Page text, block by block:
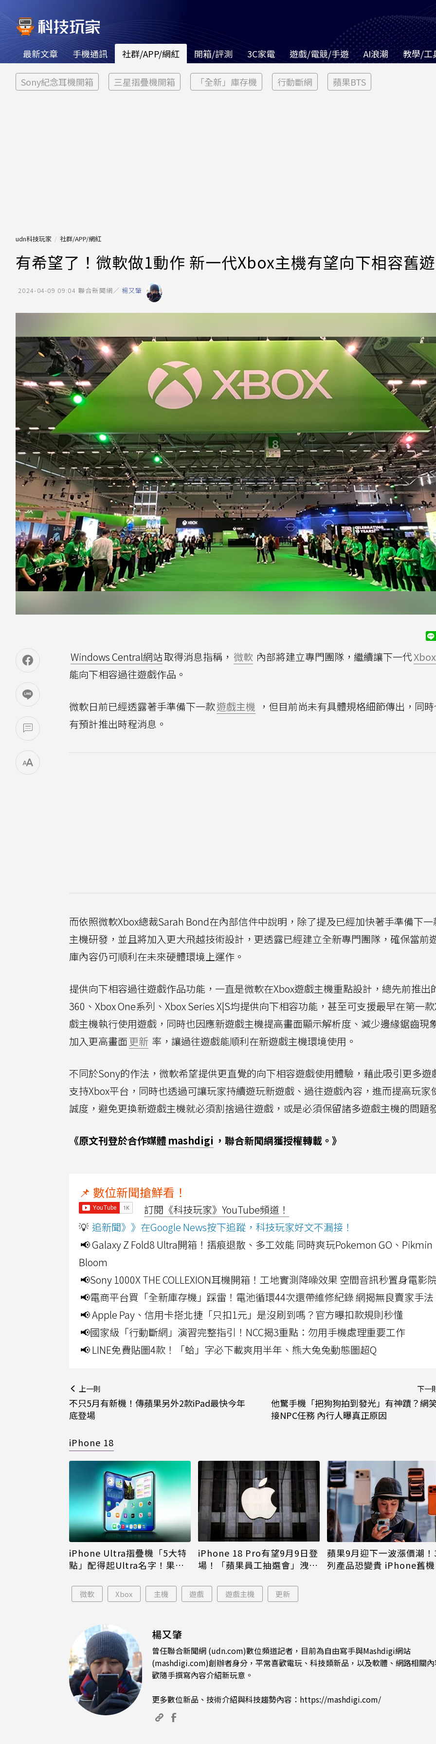
最新文章 手機通訊 社群/APP/網紅 開箱/評測 3C家電 遊戲/電競/手遊 AI浪潮 教學/工
Sony紀念耳機開箱 三星摺疊機開箱 「全新」庫存機 行動斷網 蘋果BTS
udn科技玩家 社群/APP/網紅
有希望了！微軟做1動作 新一代Xbox主機有望向下相容舊
2024-04-09 09:04 聯合新聞網／ 楊又肇
Windows Central網站取得消息指稱， 微軟 內部將建立專門團隊，繼續讓下一代Xbox
能向下相容過往遊戲作品。
微軟日前已經透露著手準備下一款遊戲主機 ，但目前尚未有具體規格細節傳出，同
有預計推出時程消息。
而依照微軟Xbox總裁Sarah Bond在內部信件中說明，除了提及已經加快著手準備下
主機研發，並且將加入更大飛越技術設計，更透露已經建立全新專門團隊，確保當前
庫內容仍可順利在未來硬體環境上運作。
提供向下相容過往遊戲作品功能，一直是微軟在Xbox遊戲主機重點設計，總先前推出
360、Xbox One系列、Xbox Series X|S均提供向下相容功能，甚至可支援最早在第一
戲主機執行使用遊戲，同時也因應新遊戲主機提高畫面顯示解析度、減少邊緣鋸齒現
加入更高畫面更新 率，讓過往遊戲能順利在新遊戲主機環境使用。
不同於Sony的作法，微軟希望提供更直覺的向下相容遊戲使用體驗，藉此吸引更多遊
支持Xbox平台，同時也透過可讓玩家持續遊玩新遊戲、過往遊戲內容，進而提高玩家
誠度，避免更換新遊戲主機就必須割捨過往遊戲，或是必須保留諸多遊戲主機的問題
《原文刊登於合作媒體 mashdigi ，聯合新聞網獲授權轉載。》
📌 數位新聞搶鮮看！
訂閱《科技玩家》YouTube頻道！
💡 追新聞》》在Google News按下追蹤，科技玩家好文不漏接！
📢 Galaxy Z Fold8 Ultra開箱！摺痕退散、多工效能 同時爽玩Pokemon GO、Pikmin
Bloom
📢Sony 1000X THE COLLEXION耳機開箱！工地實測降噪效果 空間音訊秒置身電影
📢電商平台買「全新庫存機」踩雷！電池循環44次還帶維修紀錄 網揭無良賣家手法
📢 Apple Pay、信用卡搭北捷「只扣1元」是沒刷到嗎？官方曝扣款規則秒懂
📢國家級「行動斷網」演習完整指引！NCC揭3重點：勿用手機處理重要工作
📢 LINE免費貼圖4款！「蛤」字必下載爽用半年、熊大兔兔動態圖超Q
上一則
不只5月有新機！傳蘋果另外2款iPad最快今年
底登場
下一
他驚手機「把狗狗拍到發光」有神蹟？網
接NPC任務 內行人曝真正原因
iPhone 18
iPhone Ultra摺疊機「5大特
點」配得起Ultra名字！果粉
iPhone 18 Pro有望9月9日登
場！「蘋果員工抽選會」洩端
蘋果9月迎下一波漲價潮
列產品恐變貴 iPhone舊
微軟 Xbox 主機 遊戲 遊戲主機 更新
楊又肇
曾任聯合新聞網 (udn.com)數位頻道記者，目前為自由寫手與Mashdigi網站
(mashdigi.com)創辦者身分，平常喜歡電玩、科技類新品，以及軟體、網路相關
歡隨手撰寫內容介紹新玩意。
更多數位新品、技術介紹與科技趨勢內容： https://mashdigi.com/